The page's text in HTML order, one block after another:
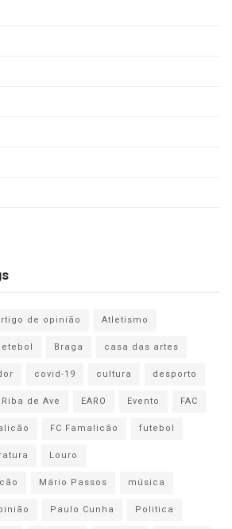
de opinião
Atletismo
Braga
casa das artes
covid-19 cultura
desporto
de Ave EARO Evento
FAC
FC Famalicão
futebol
Louro
Mário Passos
música
Paulo Cunha
Politica